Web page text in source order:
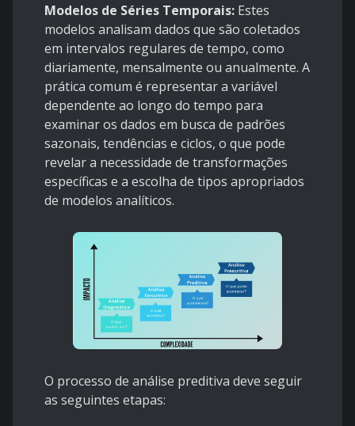
Modelos de Séries Temporais: Estes
modelos analisam dados que são coletados
em intervalos regulares de tempo, como
diariamente, mensalmente ou anualmente. A
prática comum é representar a variável
dependente ao longo do tempo para
examinar os dados em busca de padrões
sazonais, tendências e ciclos, o que pode
revelar a necessidade de transformações
específicas e a escolha de tipos apropriados
de modelos analíticos.
O processo de análise preditiva deve seguir
as seguintes etapas: